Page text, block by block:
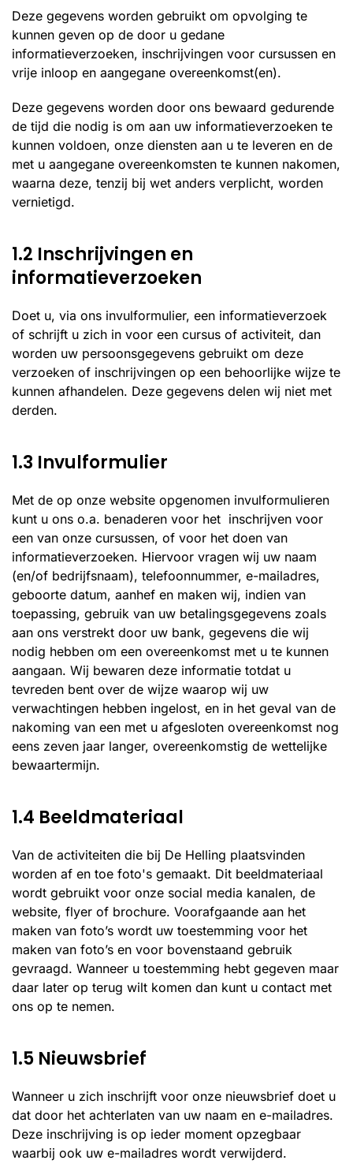
Deze gegevens worden gebruikt om opvolging te
kunnen geven op de door u gedane
informatieverzoeken, inschrijvingen voor cursussen en
vrije inloop en aangegane overeenkomst(en).
Deze gegevens worden door ons bewaard gedurende
de tijd die nodig is om aan uw informatieverzoeken te
kunnen voldoen, onze diensten aan u te leveren en de
met u aangegane overeenkomsten te kunnen nakomen,
waarna deze, tenzij bij wet anders verplicht, worden
vernietigd.
1.2 Inschrijvingen en
informatieverzoeken
Doet u, via ons invulformulier, een informatieverzoek
of schrijft u zich in voor een cursus of activiteit, dan
worden uw persoonsgegevens gebruikt om deze
verzoeken of inschrijvingen op een behoorlijke wijze te
kunnen afhandelen. Deze gegevens delen wij niet met
derden.
1.3 Invulformulier
Met de op onze website opgenomen invulformulieren
kunt u ons o.a. benaderen voor het inschrijven voor
een van onze cursussen, of voor het doen van
informatieverzoeken. Hiervoor vragen wij uw naam
(en/of bedrijfsnaam), telefoonnummer, e-mailadres,
geboorte datum, aanhef en maken wij, indien van
toepassing, gebruik van uw betalingsgegevens zoals
aan ons verstrekt door uw bank, gegevens die wij
nodig hebben om een overeenkomst met u te kunnen
aangaan. Wij bewaren deze informatie totdat u
tevreden bent over de wijze waarop wij uw
verwachtingen hebben ingelost, en in het geval van de
nakoming van een met u afgesloten overeenkomst nog
eens zeven jaar langer, overeenkomstig de wettelijke
bewaartermijn.
1.4 Beeldmateriaal
Van de activiteiten die bij De Helling plaatsvinden
worden af en toe foto's gemaakt. Dit beeldmateriaal
wordt gebruikt voor onze social media kanalen, de
website, flyer of brochure. Voorafgaande aan het
maken van foto’s wordt uw toestemming voor het
maken van foto’s en voor bovenstaand gebruik
gevraagd. Wanneer u toestemming hebt gegeven maar
daar later op terug wilt komen dan kunt u contact met
ons op te nemen.
1.5 Nieuwsbrief
Wanneer u zich inschrijft voor onze nieuwsbrief doet u
dat door het achterlaten van uw naam en e-mailadres.
Deze inschrijving is op ieder moment opzegbaar
waarbij ook uw e-mailadres wordt verwijderd.